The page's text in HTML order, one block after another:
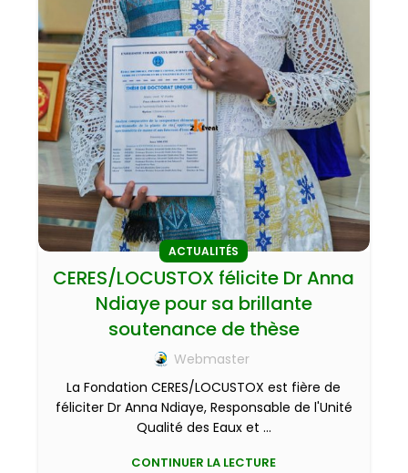
ACTUALITÉS
CERES/LOCUSTOX félicite Dr Anna
Ndiaye pour sa brillante
soutenance de thèse
Webmaster
La Fondation CERES/LOCUSTOX est fière de
féliciter Dr Anna Ndiaye, Responsable de l'Unité
Qualité des Eaux et ...
CONTINUER LA LECTURE